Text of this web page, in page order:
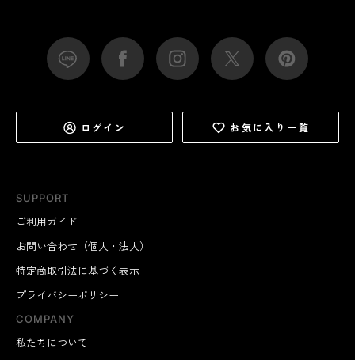
SUPPORT
ご利用ガイド
お問い合わせ（個人・法人）
特定商取引法に基づく表示
プライバシーポリシー
COMPANY
私たちについて
ログイン お気に入り一覧